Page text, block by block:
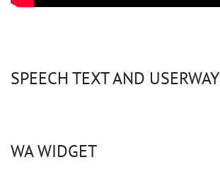
SPEECH TEXT AND USERWAY
WA WIDGET